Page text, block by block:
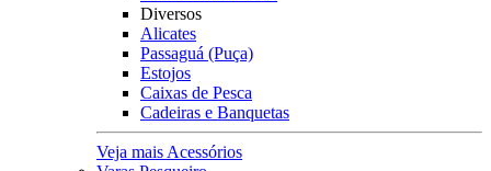
Diversos
Alicates
Passaguá (Puça)
Estojos
Caixas de Pesca
Cadeiras e Banquetas
Veja mais Acessórios